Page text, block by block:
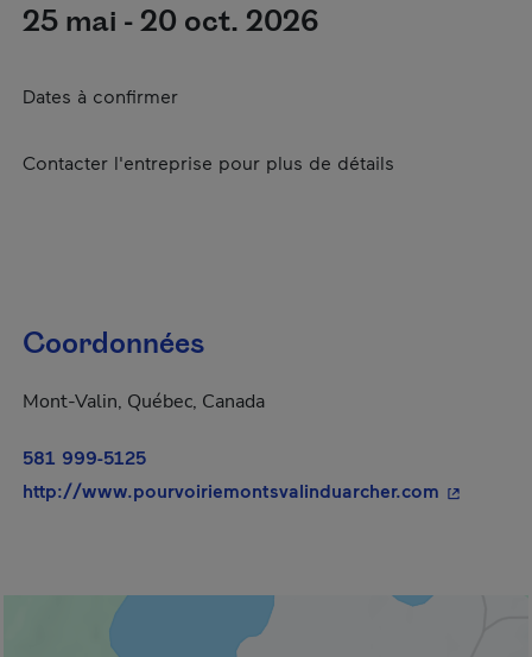
25 mai - 20 oct. 2026
Dates à confirmer
Contacter l'entreprise pour plus de détails
Coordonnées
Mont-Valin, Québec, Canada
581 999-5125
http://www.pourvoiriemontsvalinduarcher.com - Cet